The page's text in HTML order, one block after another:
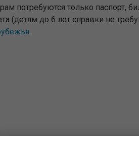
потребуются только паспорт,
(детям до 6 лет справки не
.